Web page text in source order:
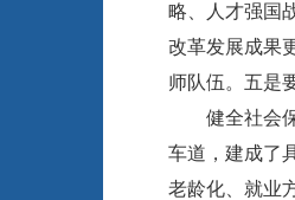
略、人才强国
改革发展成果
师队伍。五是
健全社会保
车道，建成了
老龄化、就业